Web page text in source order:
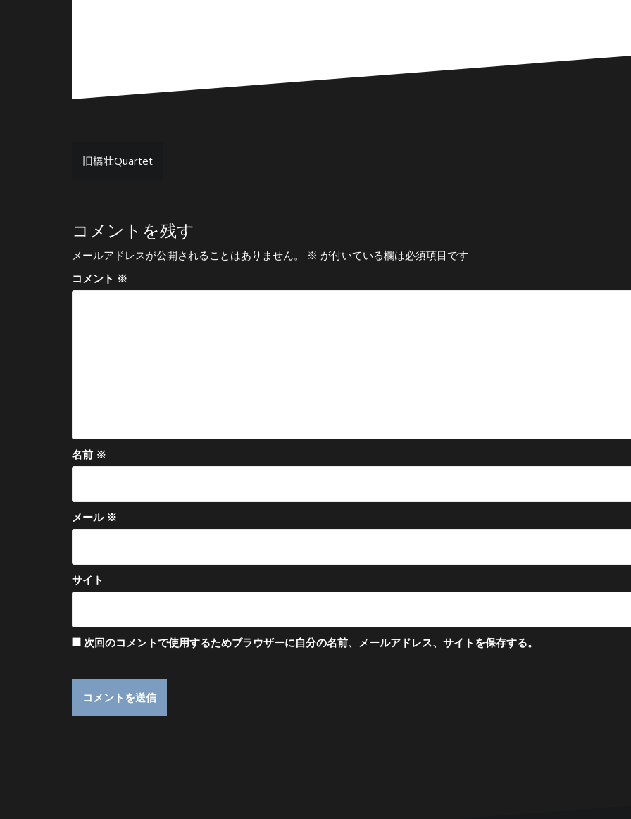
投
ビ
ゲ
ー
シ
旧橋壮Quartet
コメントを残す
メールアドレスが公開されることはありません。 ※ が付いている欄は必須項目です
コメント ※
名前 ※
メール ※
サイト
次回のコメントで使用するためブラウザーに自分の名前、メールアドレス、サイトを保存する。